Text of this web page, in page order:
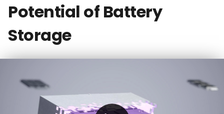
Potential of Battery
Storage